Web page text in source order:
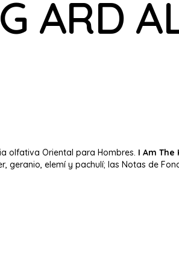
ARD
olfativa Oriental para Hombres. I Am The
geranio, elemí y pachulí; las Notas de